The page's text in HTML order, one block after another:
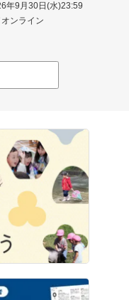
年9月30日(水)23:59
ンライン